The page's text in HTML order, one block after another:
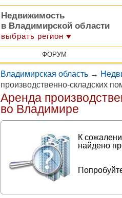
Недвижимость
в Владимирской области
выбрать регион
ФОРУМ
Владимирская область →
производственно-складских
Аренда
во Владимире
К
найдено